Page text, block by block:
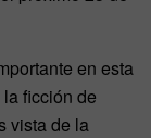
en esta
ficción de
vista de la